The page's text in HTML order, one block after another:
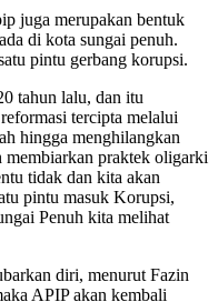
juga merupakan bentuk
di kota sungai penuh.
pintu gerbang korupsi.
tahun lalu, dan itu
tercipta melalui
hingga menghilangkan
membiarkan praktek oligarki
tidak dan kita akan
pintu masuk Korupsi,
Penuh kita melihat
diri, menurut Fazin
APIP akan kembali